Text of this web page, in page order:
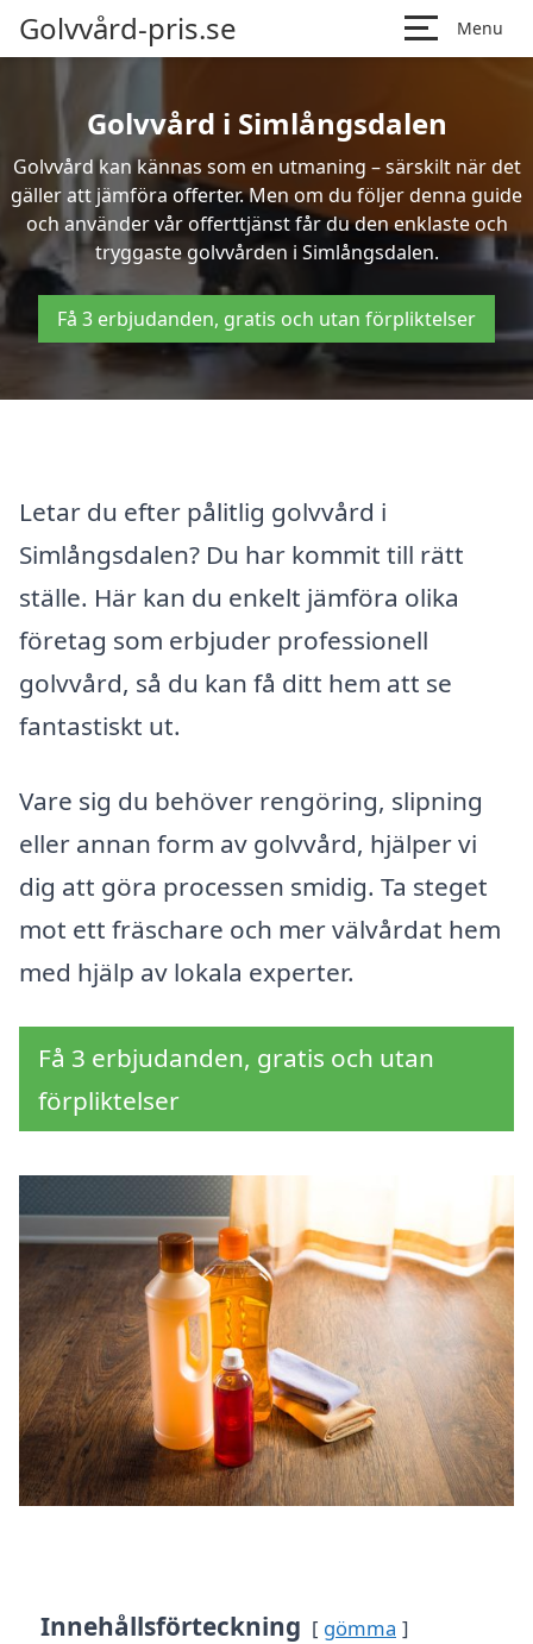
Golvvård-pris.se Menu
Golvvård i Simlångsdalen
Golvvård kan kännas som en utmaning – särskilt när det
gäller att jämföra offerter. Men om du följer denna guide
och använder vår offerttjänst får du den enklaste och
tryggaste golvvården i Simlångsdalen.
Få 3 erbjudanden, gratis och utan förpliktelser
Letar du efter pålitlig golvvård i
Simlångsdalen? Du har kommit till rätt
ställe. Här kan du enkelt jämföra olika
företag som erbjuder professionell
golvvård, så du kan få ditt hem att se
fantastiskt ut.
Vare sig du behöver rengöring, slipning
eller annan form av golvvård, hjälper vi
dig att göra processen smidig. Ta steget
mot ett fräschare och mer välvårdat hem
med hjälp av lokala experter.
Få 3 erbjudanden, gratis och utan
förpliktelser
Innehållsförteckning gömma